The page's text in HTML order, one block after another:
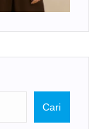
Cari